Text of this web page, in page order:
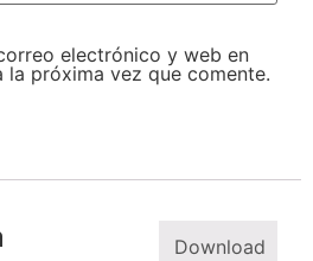
electrónico y web en
la próxima vez que comente.
Download